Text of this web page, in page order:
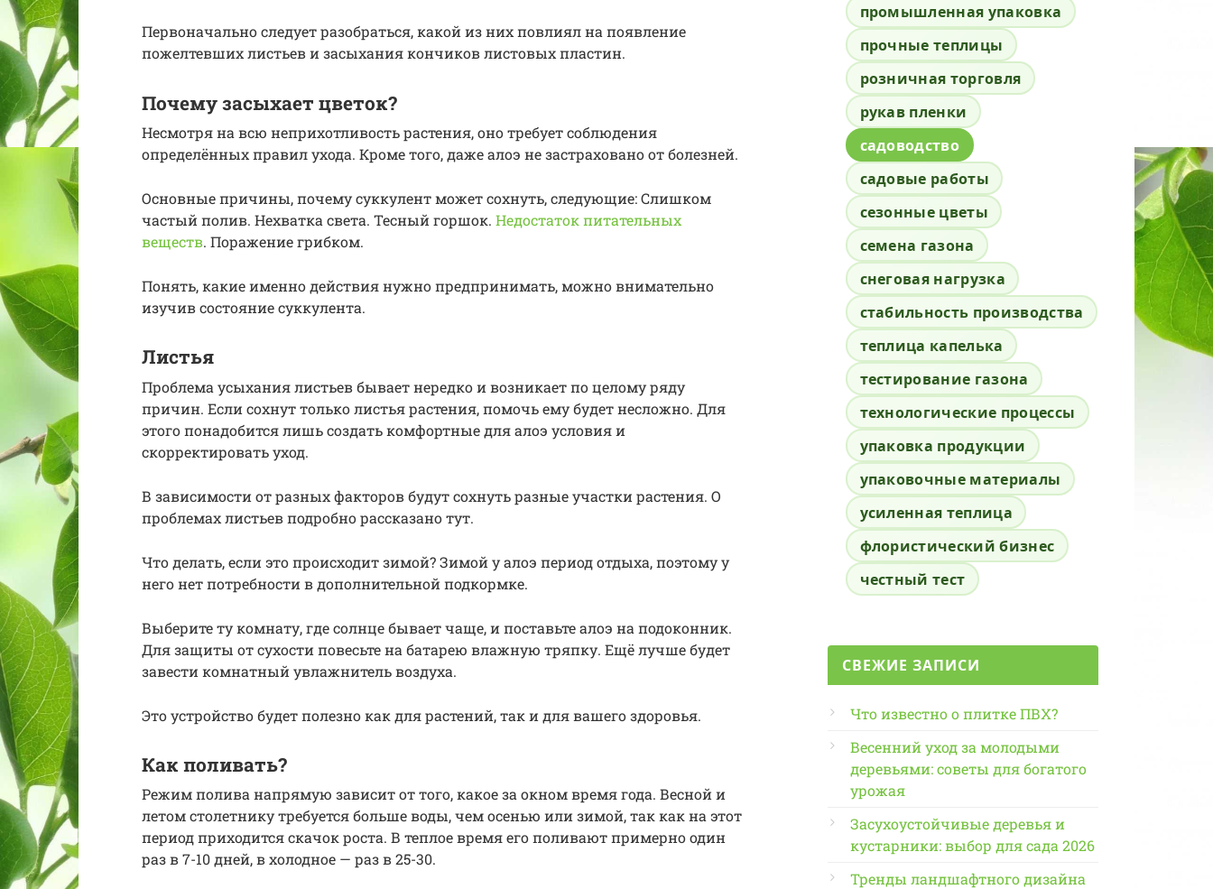
Первоначально следует разобраться, какой из них повлиял на появление
пожелтевших листьев и засыхания кончиков листовых пластин.
Почему засыхает цветок?
Несмотря на всю неприхотливость растения, оно требует соблюдения
определённых правил ухода. Кроме того, даже алоэ не застраховано от болезней.
Основные причины, почему суккулент может сохнуть, следующие: Слишком
частый полив. Нехватка света. Тесный горшок. Недостаток питательных
веществ. Поражение грибком.
Понять, какие именно действия нужно предпринимать, можно внимательно
изучив состояние суккулента.
Листья
Проблема усыхания листьев бывает нередко и возникает по целому ряду
причин. Если сохнут только листья растения, помочь ему будет несложно. Для
этого понадобится лишь создать комфортные для алоэ условия и
скорректировать уход.
В зависимости от разных факторов будут сохнуть разные участки растения. О
проблемах листьев подробно рассказано тут.
Что делать, если это происходит зимой? Зимой у алоэ период отдыха, поэтому у
него нет потребности в дополнительной подкормке.
Выберите ту комнату, где солнце бывает чаще, и поставьте алоэ на подоконник.
Для защиты от сухости повесьте на батарею влажную тряпку. Ещё лучше будет
завести комнатный увлажнитель воздуха.
Это устройство будет полезно как для растений, так и для вашего здоровья.
Как поливать?
Режим полива напрямую зависит от того, какое за окном время года. Весной и
летом столетнику требуется больше воды, чем осенью или зимой, так как на этот
период приходится скачок роста. В теплое время его поливают примерно один
раз в 7-10 дней, в холодное — раз в 25-30.
промышленная упаковка
прочные теплицы
розничная торговля
рукав пленки
садоводство
садовые работы
сезонные цветы
семена газона
снеговая нагрузка
стабильность производства
теплица капелька
тестирование газона
технологические процессы
упаковка продукции
упаковочные материалы
усиленная теплица
флористический бизнес
честный тест
СВЕЖИЕ ЗАПИСИ
Что известно о плитке ПВХ?
Весенний уход за молодыми
деревьями: советы для богатого
урожая
Засухоустойчивые деревья и
кустарники: выбор для сада 2026
Тренды ландшафтного дизайна